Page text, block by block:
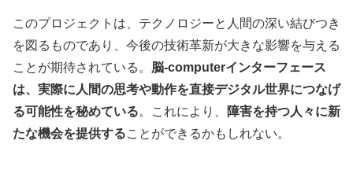
このプロジェクトは、テクノロジーと人間の深い結びつき
を図るものであり、今後の技術革新が大きな影響を与える
ことが期待されている。 脳-computerインターフェース
は、実際に人間の思考や動作を直接デジタル世界につなげ
る可能性を秘めている。これにより、
障害を持つ人々に新
たな機会を提供することができるかもしれない。